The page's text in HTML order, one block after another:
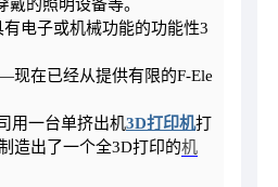
的照明设备等。
电子或机械功能的功能性3
在已经从提供有限的F-Ele
用一台单挤出机3D打印机打
造出了一个全3D打印的机